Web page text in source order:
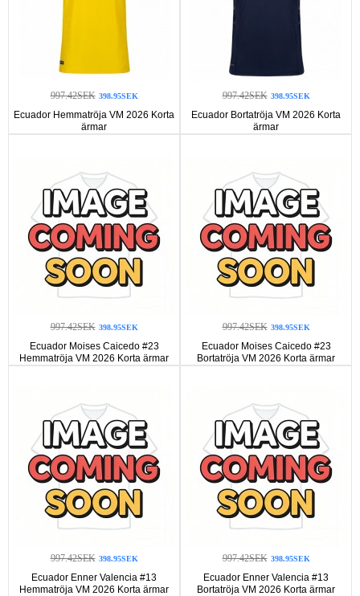
997.42SEK 398.95SEK
Ecuador Hemmatröja VM 2026 Korta
ärmar
997.42SEK 398.95SEK
Ecuador Bortatröja VM 2026 Korta
ärmar
997.42SEK 398.95SEK
Ecuador Moises Caicedo #23
Hemmatröja VM 2026 Korta ärmar
997.42SEK 398.95SEK
Ecuador Moises Caicedo #23
Bortatröja VM 2026 Korta ärmar
997.42SEK 398.95SEK
Ecuador Enner Valencia #13
Hemmatröja VM 2026 Korta ärmar
997.42SEK 398.95SEK
Ecuador Enner Valencia #13
Bortatröja VM 2026 Korta ärmar